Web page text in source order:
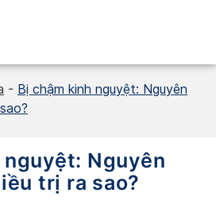
- Bị chậm kinh nguyệt: Nguyên
nguyệt: Nguyên
trị ra sao?